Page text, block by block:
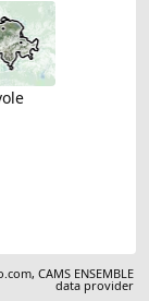
,CAMS ENSEMBLE
data provider